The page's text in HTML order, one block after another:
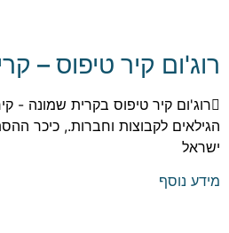
רוג'ום קיר טיפוס –
רוג'ום קיר טיפוס בקרית שמונה -
הגילאים לקבוצות וחברות., כיכר
ישראל
מידע נוסף